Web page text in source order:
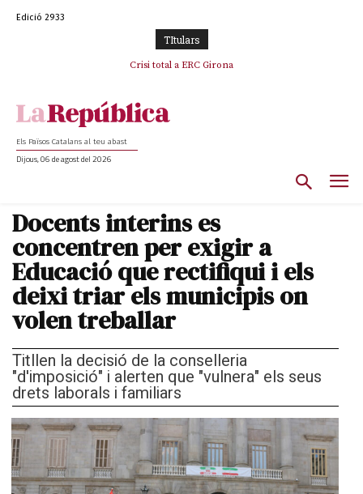
Edició 2933
TItulars
Crisi total a ERC Girona
Els Països Catalans al teu abast
Dijous, 06 de agost del 2026
Docents interins es
concentren per exigir a
Educació que rectifiqui i els
deixi triar els municipis on
volen treballar
Titllen la decisió de la conselleria
"d'imposició" i alerten que "vulnera" els seus
drets laborals i familiars